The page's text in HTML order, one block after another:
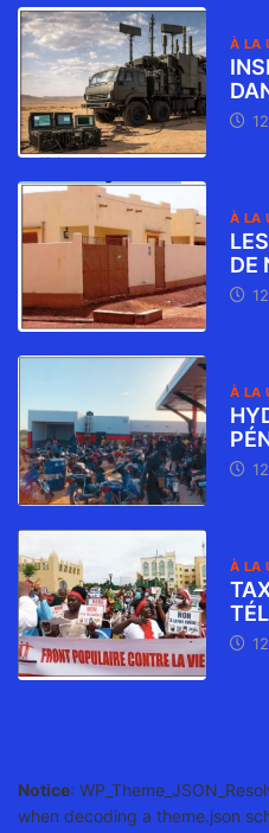
À LA
À LA
DE
À LA
À LA
Notice:
when decoding a theme.json